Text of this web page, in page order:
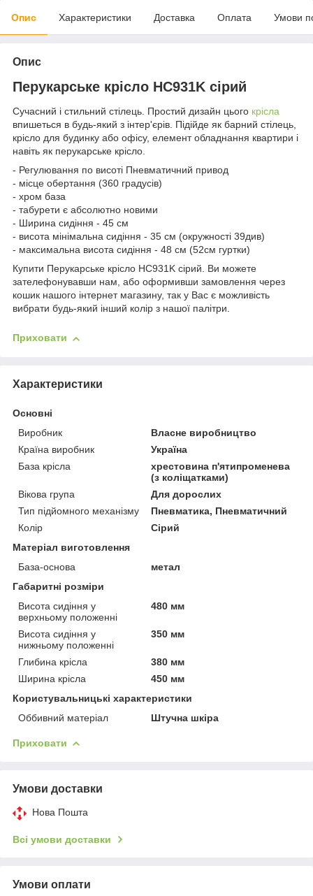
Опис Характеристики Доставка Оплата Умови
Опис
Перукарське крісло HC931K сірий
Сучасний і стильний стілець. Простий дизайн цього крісла
впишеться в будь-який з інтер'єрів. Підійде як барний стілець,
крісло для будинку або офісу, елемент обладнання квартири і
навіть як перукарське крісло.
- Регулювання по висоті Пневматичний привод
- місце обертання (360 градусів)
- хром база
- табурети є абсолютно новими
- Ширина сидіння - 45 см
- висота мінімальна сидіння - 35 см (окружності 39див)
- максимальна висота сидіння - 48 см (52см гуртки)
Купити Перукарське крісло HC931K сірий. Ви можете
зателефонувавши нам, або оформивши замовлення через
кошик нашого інтернет магазину, так у Вас є можливість
вибрати будь-який інший колір з нашої палітри.
Приховати
Характеристики
Основні
Виробник
Власне виробництво
Країна виробник
Україна
База крісла
хрестовина п'ятипроменева
(з коліщатками)
Вікова група
Для дорослих
Тип підйомного механізму
Пневматика, Пневматичний
Колір
Сірий
Матеріал виготовлення
База-основа
метал
Габаритні розміри
Висота сидіння у
верхньому положенні
480 мм
Висота сидіння у
нижньому положенні
350 мм
Глибина крісла
380 мм
Ширина крісла
450 мм
Користувальницькі характеристики
Оббивний матеріал
Штучна шкіра
Приховати
Умови доставки
Нова Пошта
Всі умови доставки
Умови оплати